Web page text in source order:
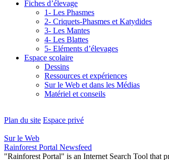
Fiches d’élevage
1- Les Phasmes
2- Criquets-Phasmes et Katydides
3- Les Mantes
4- Les Blattes
5- Eléments d’élevages
Espace scolaire
Dessins
Ressources et expériences
Sur le Web et dans les Médias
Matériel et conseils
Plan du site Espace privé
Sur le Web
Rainforest Portal Newsfeed
"Rainforest Portal" is an Internet Search Tool that